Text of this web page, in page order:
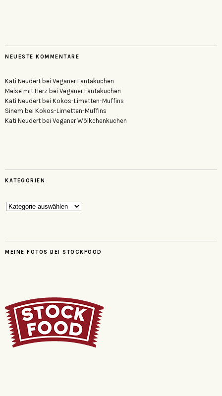
NEUESTE KOMMENTARE
Kati Neudert bei Veganer Fantakuchen
Meise mit Herz bei Veganer Fantakuchen
Kati Neudert bei Kokos-Limetten-Muffins
Sinem bei Kokos-Limetten-Muffins
Kati Neudert bei Veganer Wölkchenkuchen
KATEGORIEN
Kategorien
MEINE FOTOS BEI STOCKFOOD